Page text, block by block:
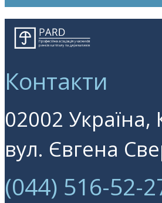
Контакти
02002 Україна,
вул. Євгена
(044) 516-52-